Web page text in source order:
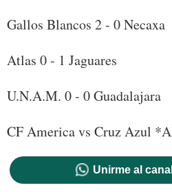
Gallos Blancos 2 - 0 Necaxa
Atlas 0 - 1 Jaguares
U.N.A.M. 0 - 0 Guadalajara
CF America vs Cruz Azul
Unirme al